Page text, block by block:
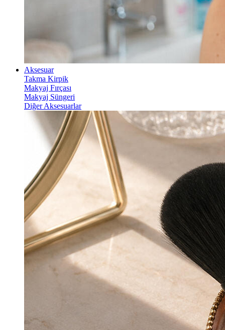
Aksesuar
Takma Kirpik
Makyaj Fırçası
Makyaj Süngeri
Diğer Aksesuarlar